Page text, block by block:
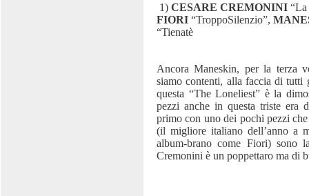
1) CESARE CREMONINI
FIORI “TroppoSilenzio”,
“Tienatè
Ancora Maneskin, per la terza
siamo contenti, alla faccia di tutti
questa “The Loneliest” è la
pezzi anche in questa triste era
primo con uno dei pochi pezzi
(il migliore italiano dell’anno a
album-brano come Fiori) sono
Cremonini è un poppettaro ma di